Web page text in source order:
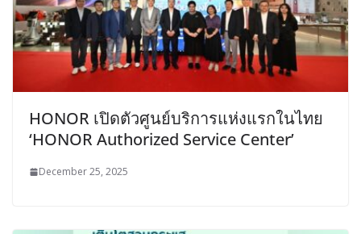
HONOR เปิดตัวศูนย์บริการแห่งแรกในไทย
‘HONOR Authorized Service Center’
December 25, 2025